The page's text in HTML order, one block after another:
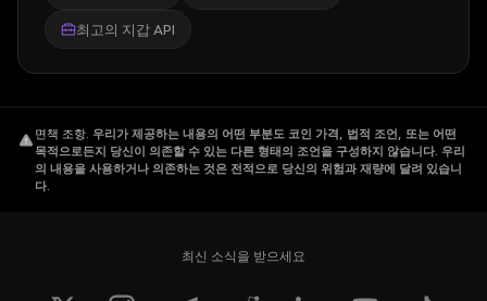
최고의 지갑 API
면책 조항. 우리가 제공하는 내용의 어떤 부분도 코인 가격, 법적 조언, 또는 어떤
목적으로든지 당신이 의존할 수 있는 다른 형태의 조언을 구성하지 않습니다. 우리
의 내용을 사용하거나 의존하는 것은 전적으로 당신의 위험과 재량에 달려 있습니
다.
최신 소식을 받으세요